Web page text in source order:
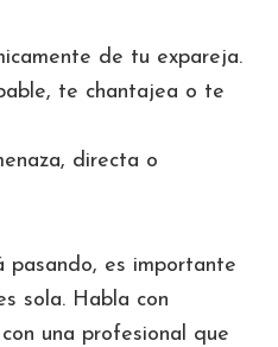
de tu expareja.
te chantajea o te
directa o
es importante
sola. Habla con
una profesional que